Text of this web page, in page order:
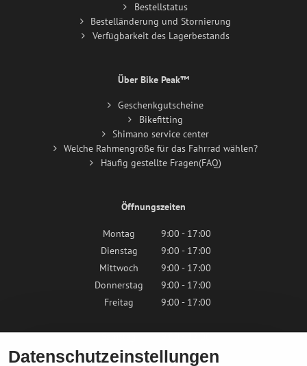
Bestellstatus
Bestelländerung und Stornierung
Verfügbarkeit des Lagerbestands
Über Bike Peak™
Geschenkgutscheine
Bikefitting
Shimano service center
Welche Rahmengröße für das Fahrrad wählen?
Häufig gestellte Fragen(FAQ)
Öffnungszeiten
Montag
9:00 - 17:00
Dienstag
9:00 - 17:00
Mittwoch
9:00 - 17:00
Donnerstag
9:00 - 17:00
Freitag
9:00 - 17:00
Samstag
9:00 - 12:00
Sonntag
Geschlossen
Datenschutzeinstellungen